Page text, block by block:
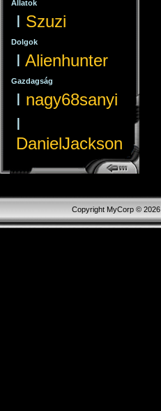
Állatok
I Szuzi
Dolgok
I Alienhunter
Gazdagság
I nagy68sanyi
I
DanielJackson
Copyright MyCorp © 2026